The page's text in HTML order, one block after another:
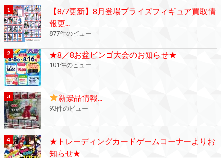
【8/7更新】8月登場プライズフィギュア買取情
報更...
877件のビュー
★8／8お盆ビンゴ大会のお知らせ★
101件のビュー
新景品情報...
93件のビュー
★トレーディングカードゲームコーナーよりお
知らせ★